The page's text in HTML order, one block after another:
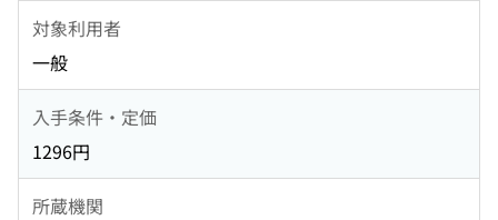
対象利用者
一般
入手条件・定価
1296円
所蔵機関